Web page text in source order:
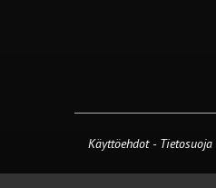
Käyttöehdot - Tietosuoja